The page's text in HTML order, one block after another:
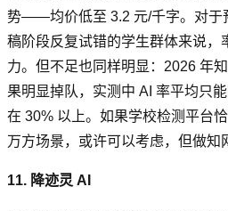
势——均价低至 3.2 元/千字。对于
稿阶段反复试错的学生群体来说，
力。但不足也同样明显：2026 年
果明显掉队，实测中 AI 率平均只
在 30% 以上。如果学校检测平台
万方场景，或许可以考虑，但做知
11. 降迹灵 AI